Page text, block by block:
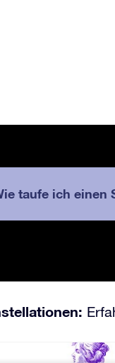
taufe ich einen